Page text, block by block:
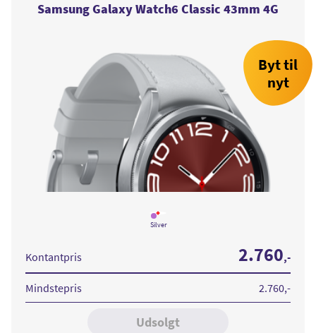
Samsung Galaxy Watch6 Classic 43mm 4G
Læs
mere
43mm
Silver
2.760,-
Kontantpris
Mindstepris 2.760,-
Udsolgt
Byt til
nyt